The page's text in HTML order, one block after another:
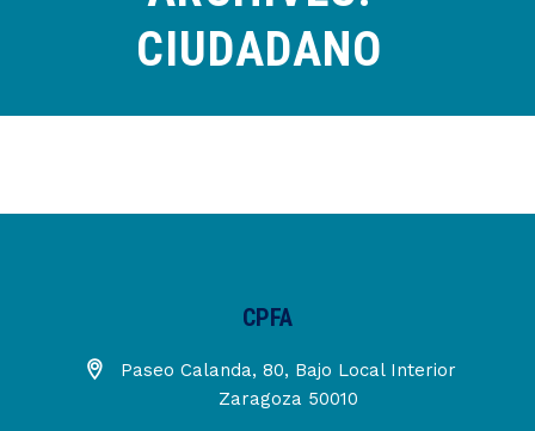
CIUDADANO
CPFA
Paseo Calanda, 80, Bajo Local Interior
Zaragoza 50010